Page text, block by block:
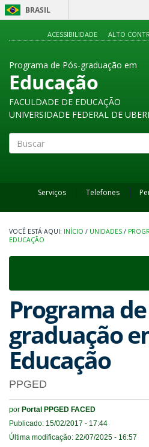
BRASIL
ACESSIBILIDADE ALTO
Programa de Pós-graduação em
Educação
FACULDADE DE EDUCAÇÃO
UNIVERSIDADE FEDERAL DE
Serviços Telefones
INÍCIO / UNIDADES /
EDUCAÇÃO
Programa de
graduação
Educação
PPGED
por Portal PPGED FACED
Publicado: 15/02/2017 - 17:44
Última modificação: 22/07/2025 - 16:57